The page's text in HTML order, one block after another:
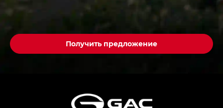
Получить предложение